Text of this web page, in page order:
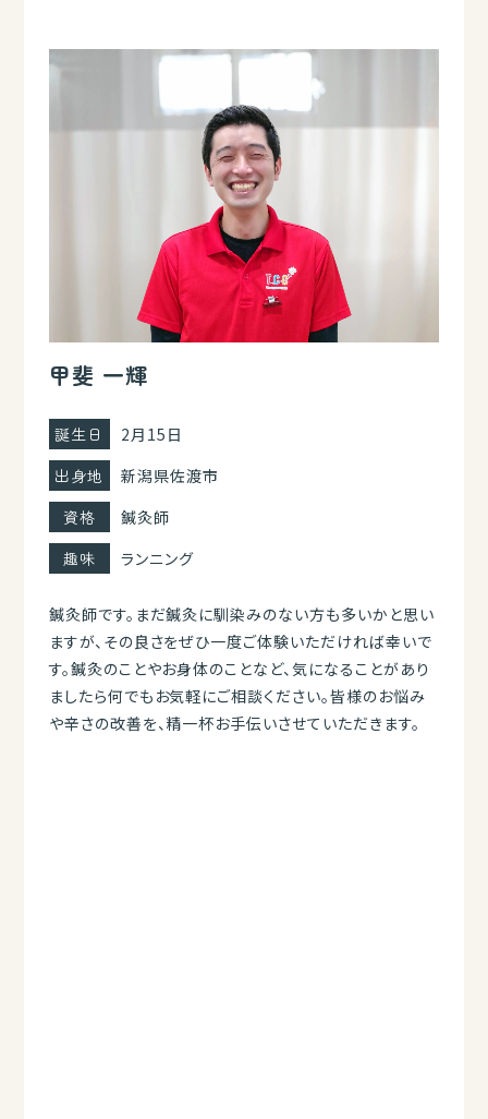
甲斐 一輝
誕生日
2月15日
出身地
新潟県佐渡市
資格
鍼灸師
趣味
ランニング
鍼灸師です。まだ鍼灸に馴染みのない方も多いかと思い
ますが、その良さをぜひ一度ご体験いただければ幸いで
す。鍼灸のことやお身体のことなど、気になることがあり
ましたら何でもお気軽にご相談ください。皆様のお悩み
や辛さの改善を、精一杯お手伝いさせていただきます。